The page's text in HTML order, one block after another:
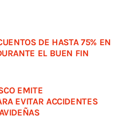
DE HASTA 75% EN
EL BUEN FIN
EMITE
EVITAR ACCIDENTES